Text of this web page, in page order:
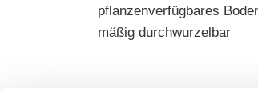
pflanzenverfügbares
mäßig durchwurzelbar